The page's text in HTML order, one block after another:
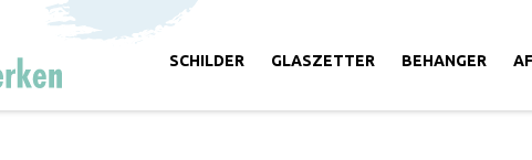
SCHILDER GLASZETTER BEHANGER